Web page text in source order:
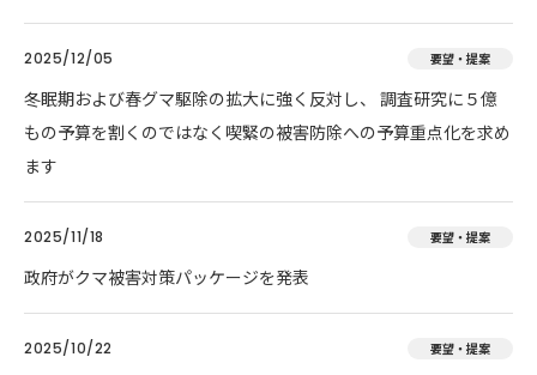
2025/12/05 要望・提案
冬眠期および春グマ駆除の拡大に強く反対し、 調査研究に５億
もの予算を割くのではなく喫緊の被害防除への予算重点化を求め
ます
2025/11/18 要望・提案
政府がクマ被害対策パッケージを発表
2025/10/22 要望・提案